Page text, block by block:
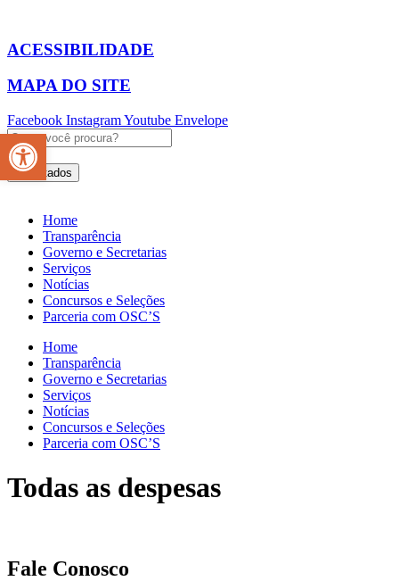
o
conteúdo
ACESSIBILIDADE
MAPA DO SITE
Facebook InstagramYoutube Envelope
Pesquisar
...
Resultados
Home
Transparência
Governo e Secretarias
Serviços
Notícias
Concursos e Seleções
Parceria com OSC’S
Home
Transparência
Governo e Secretarias
Serviços
Notícias
Concursos e Seleções
Parceria com OSC’S
Todas as despesas
Fale Conosco
Abrir a barra de ferramentas